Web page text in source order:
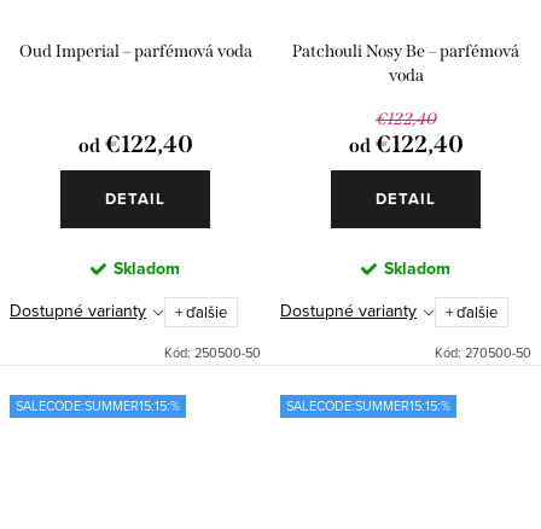
Oud Imperial – parfémová voda
od€122,40
DETAIL
Skladom
Dostupné varianty + ďalšie
Kód: 250500-50
Patchouli Nosy Be – parfémová
voda
€122,40
od€122,40
DETAIL
Skladom
Dostupné varianty + ďalšie
Kód: 270500-50
SALECODE:SUMMER15:15:% SALECODE:SUMMER15:15:%